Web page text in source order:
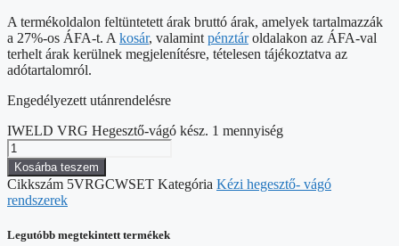
A termékoldalon feltüntetett árak bruttó árak, amelyek tartalmazzák
a 27%-os ÁFA-t. A kosár, valamint pénztároldalakon az ÁFA-val
terhelt árak kerülnek megjelenítésre, tételesen tájékoztatva az
adótartalomról.
Engedélyezett utánrendelésre
IWELD VRG Hegesztő-vágó kész. 1 mennyiség
Kosárba teszem
Cikkszám 5VRGCWSET Kategória Kézi hegesztő- vágó
rendszerek
Legutóbb megtekintett termékek